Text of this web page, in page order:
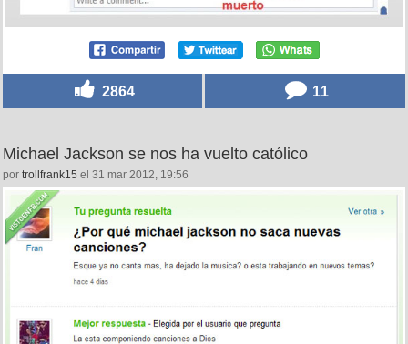
2864 11
Michael Jackson se nos ha vuelto católico
por trollfrank15 el 31 mar 2012, 19:56